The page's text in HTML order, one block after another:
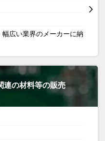
幅広い業界のメーカーに納
連の材料等の販売